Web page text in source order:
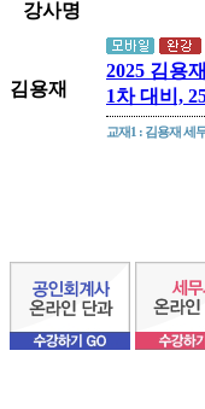
강사명
김용재
2025 김용
1차 대비,
교재1 : 김용재 세